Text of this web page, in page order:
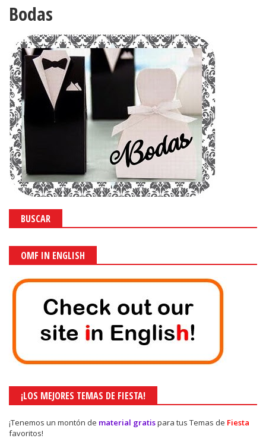
Bodas
BUSCAR
OMF IN ENGLISH
¡LOS MEJORES TEMAS DE FIESTA!
¡Tenemos un montón de material gratispara tus Temas de Fiesta
favoritos!